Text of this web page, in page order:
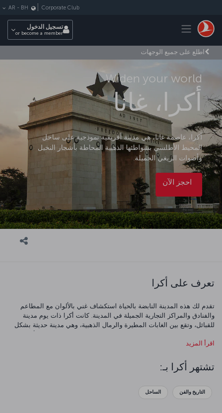
Toggle navigation
Corporate Club
AR - BH
تسجيل الدخول
or become a member
اطلع على جميع الوجهات
Widen your world
أكرا، غانا
أكرا، عاصمة غانا، هي مدينة أفريقية نموذجية على ساحل
المحيط الأطلسي بشواطئها الذهبية المحاطة بأشجار النخيل
وأصوات الريغي الجميلة.
احجز الآن
تعرف على أكرا
تقدم لك هذه المدينة النابضة بالحياة استكشاف غني بالألوان مع المطاعم
والفنادق والمراكز التجارية الجميلة في المدينة. كانت أكرا ذات يوم مدينة
للقبائل، وتقع بين الغابات المطيرة والرمال الذهبية، وهي مدينة حديثة بشكل
اكتظاظا بالسكان في غانا.
اقرأ المزيد
تشتهر أكرا بـ:
التاريخ والفن الساحل